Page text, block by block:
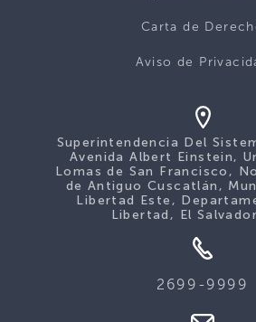
Carta de
Aviso de
Superintendencia Del
Avenida Albert Einstein,
Lomas de San Francisco,
de Antiguo Cuscatlán,
Libertad Este,
Libertad, El
2699-9999